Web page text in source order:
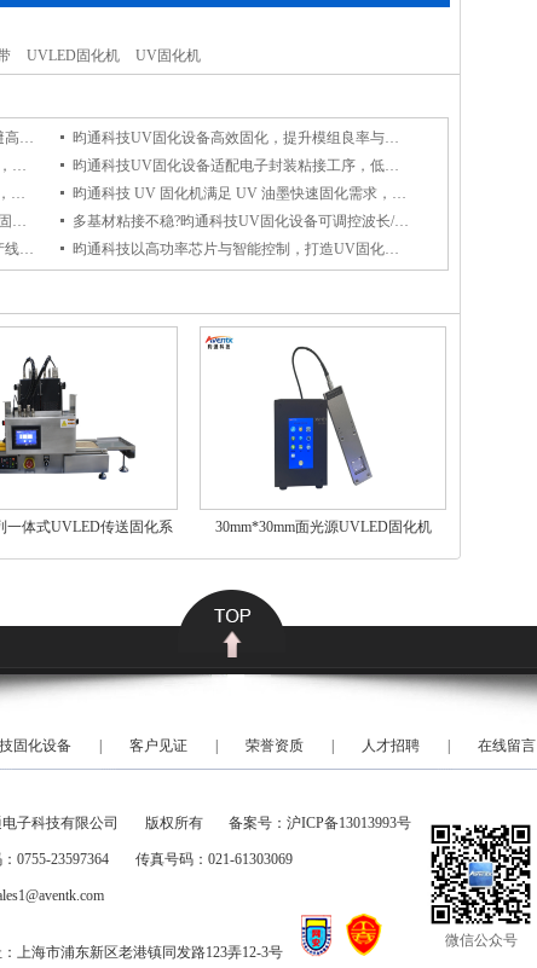
UVLED固化机 UV固化机
昀通科技UV固化设备冷光源UV固化技术，规避高温影响，保障电子组件品质
昀通科技UV固化设备高效固化，提升模组良率与可靠性，是车载摄像头组装优选
昀通科技UV固化设备适配电子封装与排线粘接，冷光源UV固化杜绝高温损伤
昀通科技UV固化设备适配电子封装粘接工序，低温守护精密电子元件性能稳定
镜头模组固化为何选昀通科技UVLED固化设备，它能保障光学粘接牢固与透光稳定
昀通科技 UV 固化机满足 UV 油墨快速固化需求，实现即时干燥，助力高速印刷产线高效生产
昀通科技以高功率芯片与智能控制成为国产UV固化设备优选品牌
多基材粘接不稳?昀通科技UV固化设备可调控波长/强度，适配金属/塑料/玻璃全场景适用
昀通科技全系列 UV 固化设备适配从实验室到产线全场景，赋能产线高效固化
昀通科技以高功率芯片与智能控制，打造UV固化设备国产优选品牌
一体式UVLED传送固化系
30mm*30mm面光源UVLED固化机
固化设备 客户见证 荣誉资质 人才招聘 在线留言
子科技有限公司 版权所有 备案号： 沪ICP备13013993号
0755-23597364 传真号码：021-61303069
上海市浦东新区老港镇同发路123弄12-3号
微信公众号